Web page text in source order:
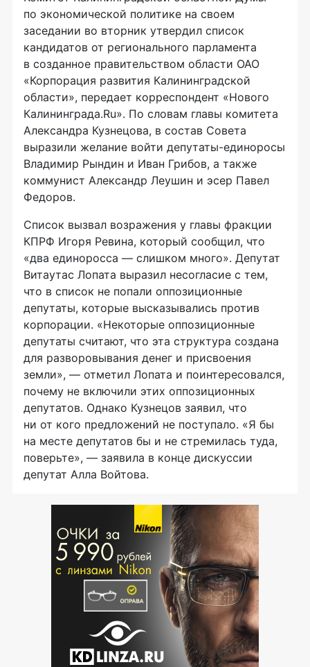
по экономической политике на своем
заседании во вторник утвердил список
кандидатов от регионального парламента
в созданное правительством области ОАО
«Корпорация развития Калининградской
области», передает корреспондент «Нового
Калининграда.Ru». По словам главы комитета
Александра Кузнецова, в состав Совета
выразили желание войти депутаты-единоросы
Владимир Рындин и Иван Грибов, а также
коммунист Александр Леушин и эсер Павел
Федоров.
Список вызвал возражения у главы фракции
КПРФ Игоря Ревина, который сообщил, что
«два единоросса — слишком много». Депутат
Витаутас Лопата выразил несогласие с тем,
что в список не попали оппозиционные
депутаты, которые высказывались против
корпорации. «Некоторые оппозиционные
депутаты считают, что эта структура создана
для разворовывания денег и присвоения
земли», — отметил Лопата и поинтересовался,
почему не включили этих оппозиционных
депутатов. Однако Кузнецов заявил, что
ни от кого предложений не поступало. «Я бы
на месте депутатов бы и не стремилась туда,
поверьте», — заявила в конце дискуссии
депутат Алла Войтова.